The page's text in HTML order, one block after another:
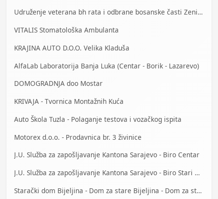
Udruženje veterana bh rata i odbrane bosanske časti Zenica
VITALIS Stomatološka Ambulanta
KRAJINA AUTO D.O.O. Velika Kladuša
AlfaLab Laboratorija Banja Luka (Centar - Borik - Lazarevo)
DOMOGRADNJA doo Mostar
KRIVAJA - Tvornica Montažnih Kuća
Auto Škola Tuzla - Polaganje testova i vozačkog ispita
Motorex d.o.o. - Prodavnica br. 3 živinice
J.U. Služba za zapošljavanje Kantona Sarajevo - Biro Centar
J.U. Služba za zapošljavanje Kantona Sarajevo - Biro Stari Grad
Starački dom Bijeljina - Dom za stare Bijeljina - Dom za stara lica Bijeljina